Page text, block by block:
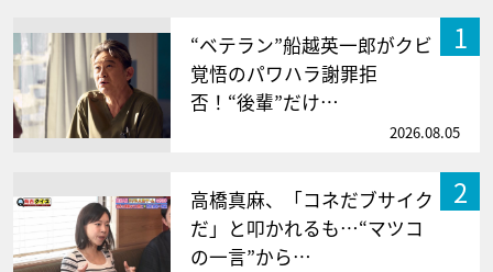
1
“ベテラン”船越英一郎がクビ
覚悟のパワハラ謝罪拒
否！“後輩”だけ…
2026.08.05
2
高橋真麻、「コネだブサイク
だ」と叩かれるも…“マツコ
の一言”から…